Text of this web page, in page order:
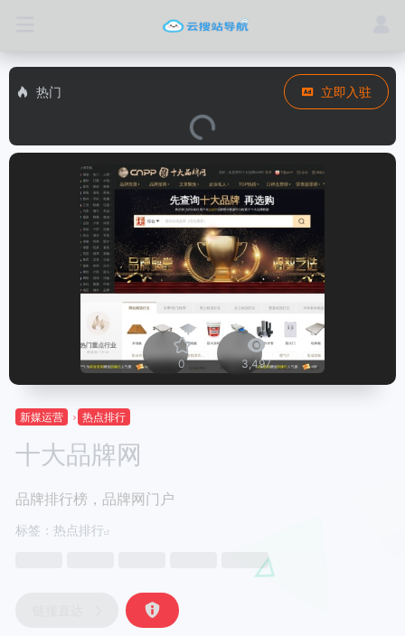
热门 立即入驻
0 3,497
新媒运营 热点排行
十大品牌网
品牌排行榜，品牌网门户
标签： 热点排行